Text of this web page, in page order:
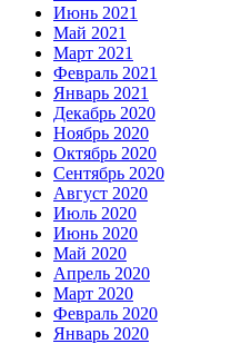
Июнь 2021
Май 2021
Март 2021
Февраль 2021
Январь 2021
Декабрь 2020
Ноябрь 2020
Октябрь 2020
Сентябрь 2020
Август 2020
Июль 2020
Июнь 2020
Май 2020
Апрель 2020
Март 2020
Февраль 2020
Январь 2020